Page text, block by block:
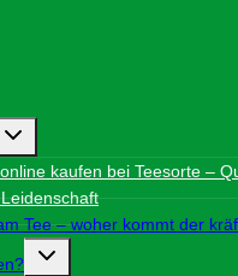
Untermenü
kaufen bei Teesorte –
Tee – woher kommt der
Untermenü